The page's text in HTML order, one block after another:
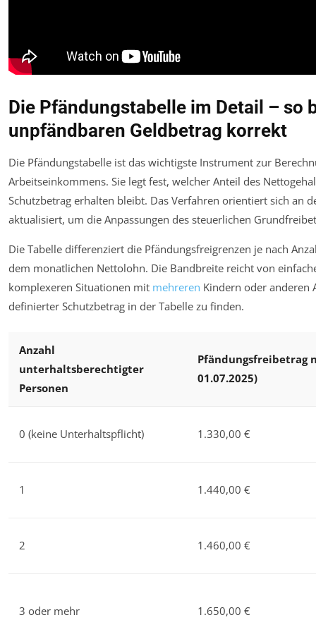
Die Pfändungstabelle im Detail – so
unpfändbaren Geldbetrag korrekt
Die Pfändungstabelle ist das wichtigste Instrument zur
Arbeitseinkommens. Sie legt fest, welcher Anteil des
Schutzbetrag erhalten bleibt. Das Verfahren orientiert sich an
aktualisiert, um die Anpassungen des steuerlichen
Die Tabelle differenziert die Pfändungsfreigrenzen je nach
dem monatlichen Nettolohn. Die Bandbreite reicht von
komplexeren Situationen mit mehreren Kindern oder anderen
definierter Schutzbetrag in der Tabelle zu finden.
Anzahl
unterhaltsberechtigter
Personen
Pfändungsfreibetrag
01.07.2025)
0 (keine Unterhaltspflicht) 1.330,00 €
1 1.440,00 €
2 1.460,00 €
3 oder mehr 1.650,00 €